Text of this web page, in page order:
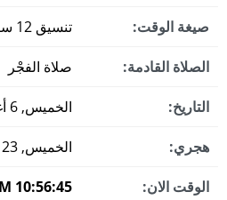
صيغة الوقت: تنسيق 12 ساعة
الصلاة القادمة: صلاة الفجْر
التاريخ: الخميس, 6 أغسطس 2026 ميلادي
هجري: الخميس, 23 صفر 1448
الوقت الان: 10:56:46 PM